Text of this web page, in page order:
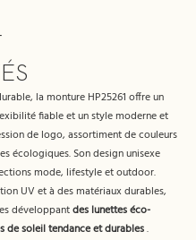
la monture HP25261 offre un
fiable et un style moderne et
de logo, assortiment de couleurs
écologiques. Son design unisexe
mode, lifestyle et outdoor.
UV et à des matériaux durables,
développantdes lunettes éco-
de soleil tendance et durables.